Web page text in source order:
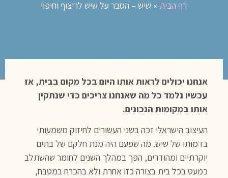
דף הבית » שיש – הסבר על שיש לריצוף וחיפוי
אנחנו יכולים לראות אותו היום בכל מקום בבית, אז
עכשיו נלמד כל מה שאנחנו צריכים כדי שנתקין
אותו במקומות הנכונים.
העיצוב הישראלי זכה בשני העשורים לחיזוק משמעותי
בדמותו של שיש. מה שפעם היה מנת חלקם של בתים
יוקרתיים ומהודרים, הפך במהלך השנים לחומר שהשתלב
כמעט בכל בית בצורה כזו אחרת ולא בהכרח במטבח,